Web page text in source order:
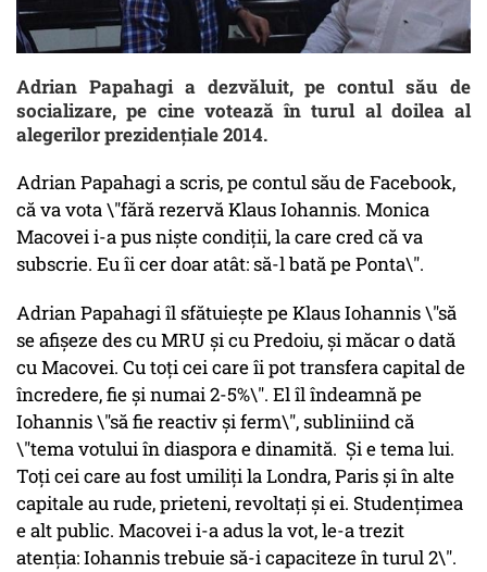
Adrian Papahagi a dezvăluit, pe contul său de
socializare, pe cine votează în turul al doilea al
alegerilor prezidențiale 2014.
Adrian Papahagi a scris, pe contul său de Facebook,
că va vota \"fără rezervă Klaus Iohannis. Monica
Macovei i-a pus niște condiții, la care cred că va
subscrie. Eu îi cer doar atât: să-l bată pe Ponta\".
Adrian Papahagi îl sfătuiește pe Klaus Iohannis \"să
se afișeze des cu MRU și cu Predoiu, și măcar o dată
cu Macovei. Cu toți cei care îi pot transfera capital de
încredere, fie și numai 2-5%\". El îl îndeamnă pe
Iohannis \"să fie reactiv și ferm\", subliniind că
\"tema votului în diaspora e dinamită. Și e tema lui.
Toți cei care au fost umiliți la Londra, Paris și în alte
capitale au rude, prieteni, revoltați și ei. Studențimea
e alt public. Macovei i-a adus la vot, le-a trezit
atenția: Iohannis trebuie să-i capaciteze în turul 2\".